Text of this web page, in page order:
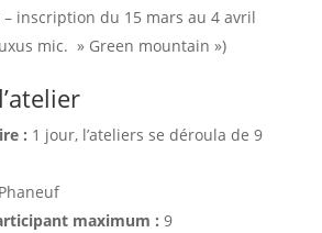
– inscription du 15 mars au 4 avril
mic. » Green mountain »)
: 1 jour, l’ateliers se déroula de 9
maximum : 9